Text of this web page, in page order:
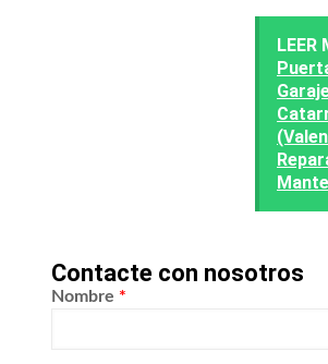
LEER
Contacte con nosotros
Nombre *